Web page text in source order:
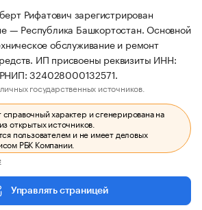
Рифатович зарегистрирован
— Республика Башкортостан. Основной
обслуживание и ремонт
ИП присвоены реквизиты ИНН:
324028000132571.
государственных источников.
характер и сгенерирована на
открытых источников.
пользователем и не имеет деловых
РБК Компании.
Управлять страницей